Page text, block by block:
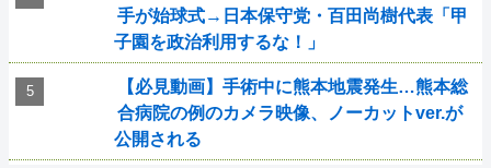
手が始球式→日本保守党・百田尚樹代表「甲
子園を政治利用するな！」
【必見動画】手術中に熊本地震発生…熊本総
合病院の例のカメラ映像、ノーカットver.が
公開される